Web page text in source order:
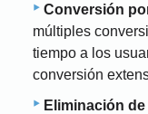
Conversión
múltiples
tiempo a los
conversión
Eliminación de